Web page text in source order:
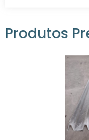
telhas
destacam
resistência. Elas
comparação
Produtos